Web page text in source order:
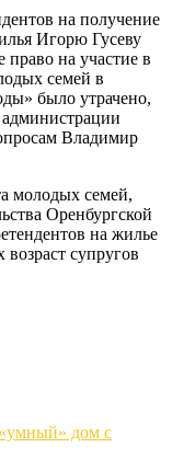
на получение
Игорю Гусеву
право на участие в
семей в
было утрачено,
Владимир
молодых семей,
Оренбургской
на жилье
супругов
дом с